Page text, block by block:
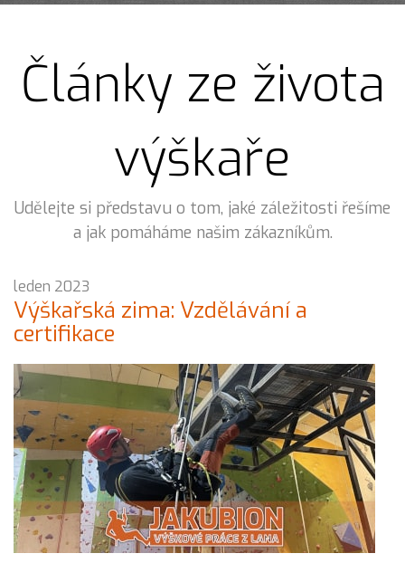
Články ze života
výškaře
Udělejte si představu o tom, jaké záležitosti řešíme
a jak pomáháme našim zákazníkům.
leden 2023
Výškařská zima: Vzdělávání a
certifikace